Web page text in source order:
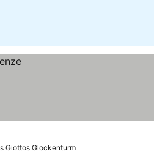
Giottos Glockenturm